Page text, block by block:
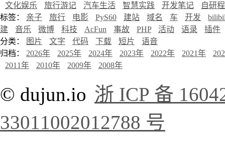
文化娱乐
旅行游记 汽车生活 智慧实践 开发笔记
自研
标签： 亲子 旅行 电影 PyS60 建站 域名 车 开发
建
音乐 微博 科技 AcFun 事故 PHP 活动 语录
插件
分类：
图片 文字 代码 下载 短片
语音
归档： 2026年 2025年 2024年 2023年 2022年 2021年
2011年
2010年 2009年 2008年
© dujun.io 浙 ICP 备
33011002012788 号